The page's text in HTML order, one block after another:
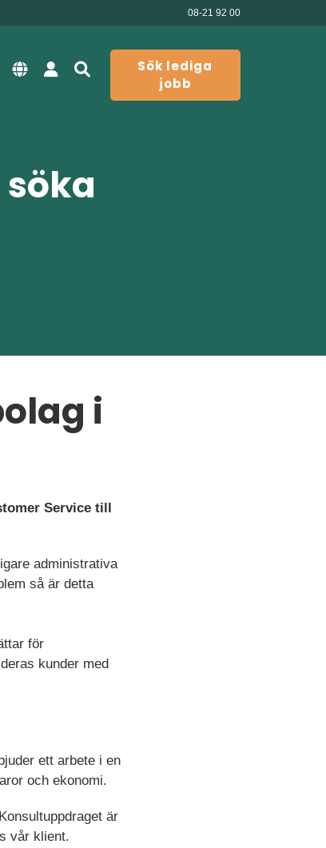
08-21 92 00
Sök lediga
jobb
i
Service till
administrativa
så är detta
för
kunder med
ett arbete i en
och ekonomi.
är
vår klient.